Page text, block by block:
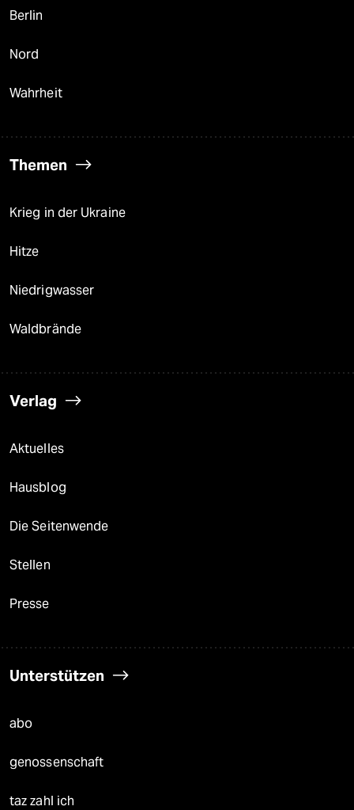
Berlin
Nord
Wahrheit
Themen
Krieg in der Ukraine
Hitze
Niedrigwasser
Waldbrände
Verlag
Aktuelles
Hausblog
Die Seitenwende
Stellen
Presse
Unterstützen
abo
genossenschaft
taz zahl ich